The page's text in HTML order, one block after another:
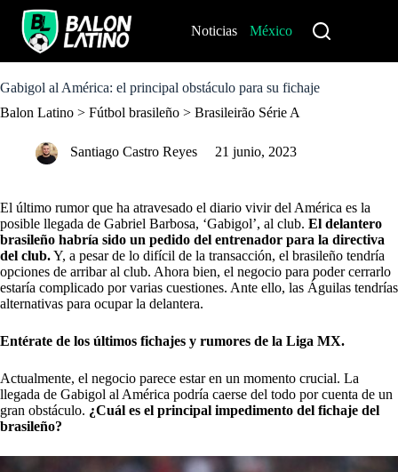
o
o
Noticias México
Gabigol al América: el principal obstáculo para su fichaje
Balon Latino > Fútbol brasileño > Brasileirão Série A
Santiago Castro Reyes 21 junio, 2023
El último rumor que ha atravesado el diario vivir del América es la
posible llegada de Gabriel Barbosa, ‘Gabigol’, al club. El delantero
brasileño habría sido un pedido del entrenador para la directiva
del club.Y, a pesar de lo difícil de la transacción, el brasileño tendría
opciones de arribar al club. Ahora bien, el negocio para poder cerrarlo
estaría complicado por varias cuestiones. Ante ello, las Águilas tendrías
alternativas para ocupar la delantera.
Entérate de los últimos fichajes y rumores de la Liga MX.
Actualmente, el negocio parece estar en un momento crucial. La
llegada de Gabigol al América podría caerse del todo por cuenta de un
gran obstáculo. ¿Cuál es el principal impedimento del fichaje del
brasileño?